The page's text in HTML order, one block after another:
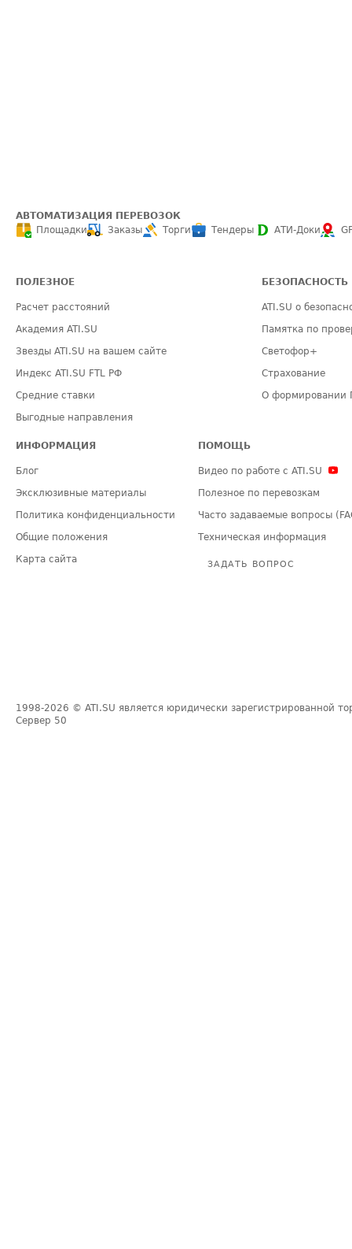
АВТОМАТИЗАЦИЯ ПЕРЕВОЗОК
Площадки
Заказы Торги Тендеры АТИ-Доки
ПОЛЕЗНОЕ
Расчет расстояний
Академия ATI.SU
Звезды ATI.SU на вашем сайте
Индекс ATI.SU FTL РФ
Средние ставки
Выгодные направления
БЕЗОПАСНОСТЬ
ATI.SU о
Памятка по
Светофор+
Страхование
О формировании
ИНФОРМАЦИЯ
Блог
Эксклюзивные материалы
Политика конфиденциальности
Общие положения
Карта сайта
ПОМОЩЬ
Видео по работе с ATI.SU
Полезное по перевозкам
Часто задаваемые вопросы
Техническая информация
ЗАДАТЬ ВОПРОС
1998-2026 © ATI.SU является юридически зарегистрированной
Сервер 50